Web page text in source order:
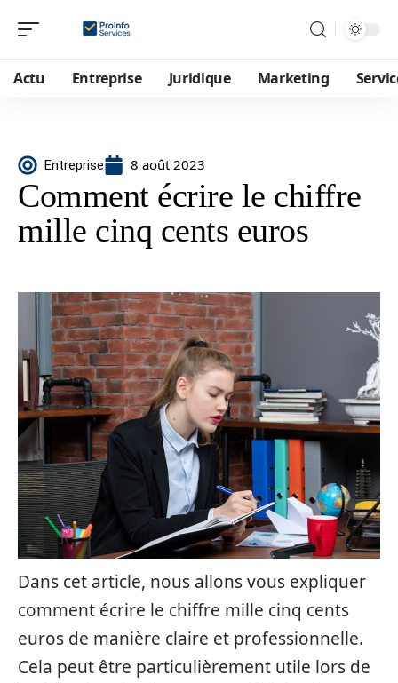
Actu Entreprise Juridique Marketing
Entreprise 8 août 2023
Comment écrire le chiffre
mille cinq cents euros
Dans cet article, nous allons vous expliquer
comment écrire le chiffre mille cinq cents
euros de manière claire et professionnelle.
Cela peut être particulièrement utile lors de